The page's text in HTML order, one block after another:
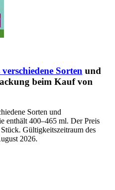
Sorten und
beim Kauf von
Sorten und
enthält 400–465 ml. Der Preis
Gültigkeitszeitraum des
2026.